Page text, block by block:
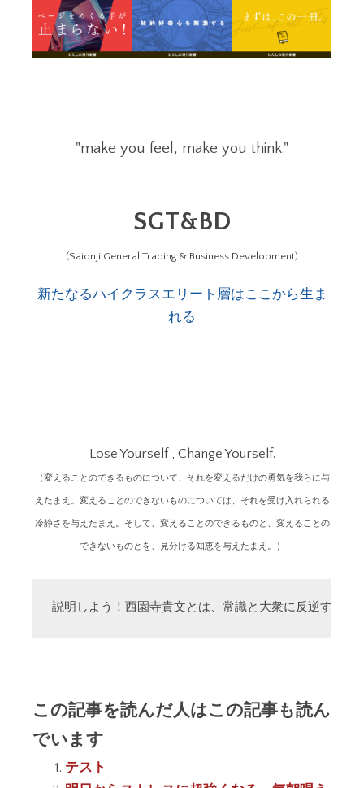
"make you feel, make you think."
SGT&BD
(Saionji General Trading & Business Development)
新たなるハイクラスエリート層はここから生ま
れる
Lose Yourself , Change Yourself.
（変えることのできるものについて、それを変えるだけの勇気を我らに与
えたまえ。変えることのできないものについては、それを受け入れられる
冷静さを与えたまえ。そして、変えることのできるものと、変えることの
できないものとを、見分ける知恵を与えたまえ。）
説明しよう！西園寺貴文とは、常識と大衆に反逆する
この記事を読んだ人はこの記事も読ん
でいます
テスト